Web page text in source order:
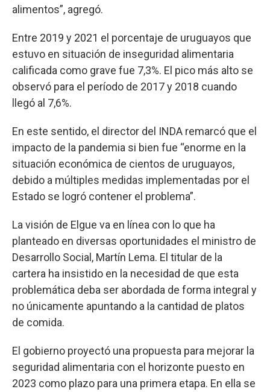
alimentos”, agregó.
Entre 2019 y 2021 el porcentaje de uruguayos que
estuvo en situación de inseguridad alimentaria
calificada como grave fue 7,3%. El pico más alto se
observó para el período de 2017 y 2018 cuando
llegó al 7,6%.
En este sentido, el director del INDA remarcó que el
impacto de la pandemia si bien fue “enorme en la
situación económica de cientos de uruguayos,
debido a múltiples medidas implementadas por el
Estado se logró contener el problema”.
La visión de Elgue va en línea con lo que ha
planteado en diversas oportunidades el ministro de
Desarrollo Social, Martín Lema. El titular de la
cartera ha insistido en la necesidad de que esta
problemática deba ser abordada de forma integral y
no únicamente apuntando a la cantidad de platos
de comida.
El gobierno proyectó una propuesta para mejorar la
seguridad alimentaria con el horizonte puesto en
2023 como plazo para una primera etapa. En ella se